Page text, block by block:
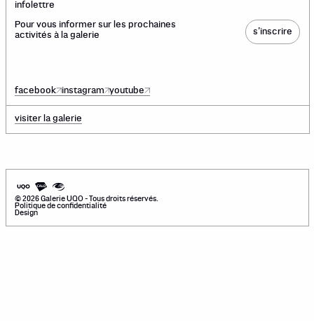
infolettre
Pour vous informer sur les prochaines
activités à la galerie
s’inscrire
facebook instagram youtube
visiter la galerie
© 2026 Galerie UQO - Tous droits réservés.
Politique de confidentialité
Design